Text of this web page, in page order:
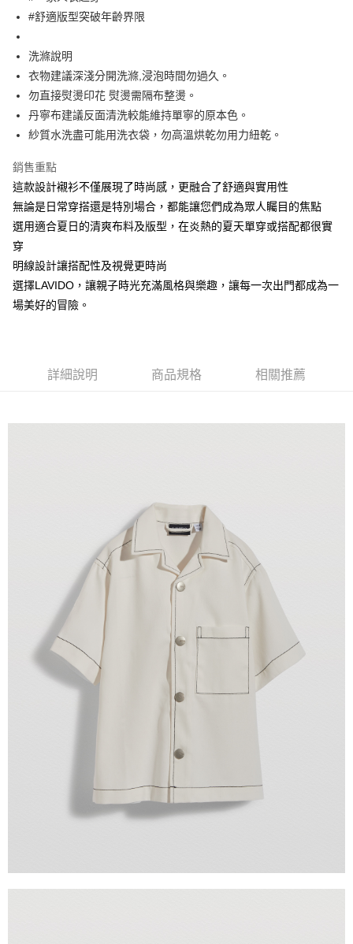
相關說明
2.付款方式選擇「大哥付你分期」，訂單成立後會自動跳轉到大哥付的交易
流程，驗證手機門號後，選擇欲分期的期數、繳款截止日，確認付款後即完
3.實際核准額度、可分期數及費用金額請依後續交易確認頁面所載為準。
4.訂單成立30分鐘內，如未前往確認交易或遇審核未通過，訂單將自動取
消。如遇「轉專審核」未通過狀況，表示未達大哥付你分期系統評分，恕無
法說明評估內容。
1.分期款項不併入電信帳單，「大哥付你分期」於每月結算日後寄送繳費提
醒簡訊。
2.透過簡訊連結打開帳單後，可選擇「超商條碼／台灣大直營門市／銀行轉
帳／街口支付／iPASS MONEY」等通路繳費。
【注意事項】
用戶於交易時，得透過本服務購買商品或服務，並由商店將買賣／分期付款
買賣價金債權讓與本公司後，依約使用本公司帳單繳交帳款。
2.基於同意付款使用「大哥付你分期」之契約關係目的，商店將以您的個人
資料（包含姓名、電話或地址）提供予台灣大哥大進項蒐集、處理及利用，
ATM付款
運送方式
每筆NT$60，滿NT$1,200(含以上)免運費
7-11取貨付款
每筆NT$60，滿NT$1,500(含以上)免運費
每筆NT$60，滿NT$1,500(含以上)免運費
宅配
#舒適版型突破年齡界限
洗滌說明
衣物建議深淺分開洗滌,浸泡時間勿過久。
勿直接熨燙印花 熨燙需隔布整燙。
丹寧布建議反面清洗較能維持單寧的原本色。
紗質水洗盡可能用洗衣袋，勿高溫烘乾勿用力紐乾。
銷售重點
這款設計襯衫不僅展現了時尚感，更融合了舒適與實用性
無論是日常穿搭還是特別場合，都能讓您們成為眾人矚目的焦點
選用適合夏日的清爽布料及版型，在炎熱的夏天單穿或搭配都很實
穿
明線設計讓搭配性及視覺更時尚
選擇LAVIDO，讓親子時光充滿風格與樂趣，讓每一次出門都成為一
場美好的冒險。
詳細說明 商品規格 相關推薦